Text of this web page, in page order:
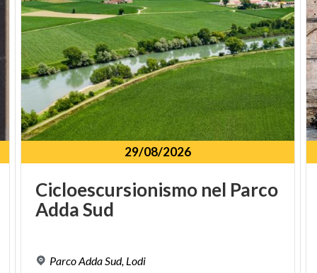
29/08/2026
Cicloescursionismo nel Parco
AddaSud
ParcoAdda Sud, Lodi